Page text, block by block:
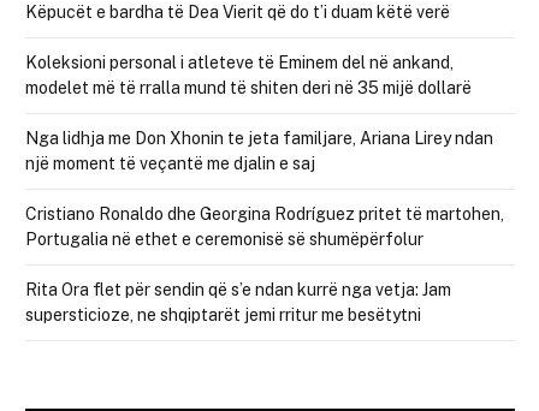
Këpucët e bardha të Dea Vierit që do t’i duam këtë verë
Koleksioni personal i atleteve të Eminem del në ankand,
modelet më të rralla mund të shiten deri në 35 mijë dollarë
Nga lidhja me Don Xhonin te jeta familjare, Ariana Lirey ndan
një moment të veçantë me djalin e saj
Cristiano Ronaldo dhe Georgina Rodríguez pritet të martohen,
Portugalia në ethet e ceremonisë së shumëpërfolur
Rita Ora flet për sendin që s’e ndan kurrë nga vetja: Jam
supersticioze, ne shqiptarët jemi rritur me besëtytni